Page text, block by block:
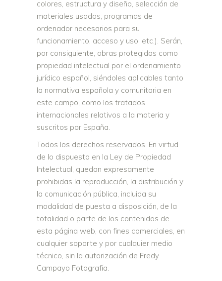
colores, estructura y diseño, selección de
materiales usados, programas de
ordenador necesarios para su
funcionamiento, acceso y uso, etc.). Serán,
por consiguiente, obras protegidas como
propiedad intelectual por el ordenamiento
jurídico español, siéndoles aplicables tanto
la normativa española y comunitaria en
este campo, como los tratados
internacionales relativos a la materia y
suscritos por España.
Todos los derechos reservados. En virtud
de lo dispuesto en la Ley de Propiedad
Intelectual, quedan expresamente
prohibidas la reproducción, la distribución y
la comunicación pública, incluida su
modalidad de puesta a disposición, de la
totalidad o parte de los contenidos de
esta página web, con fines comerciales, en
cualquier soporte y por cualquier medio
técnico, sin la autorización de Fredy
Campayo Fotografía.